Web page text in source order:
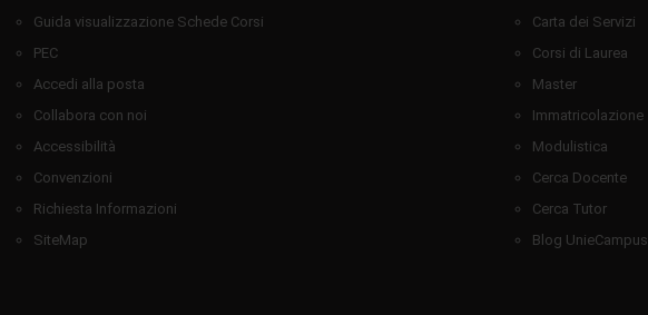
Guida visualizzazione Schede Corsi
PEC
Accedi alla posta
Collabora con noi
Accessibilità
Convenzioni
Richiesta Informazioni
SiteMap
Carta dei Servizi
Corsi di Laurea
Master
Immatricolazione
Modulistica
Cerca Docente
Cerca Tutor
Blog UnieCampus